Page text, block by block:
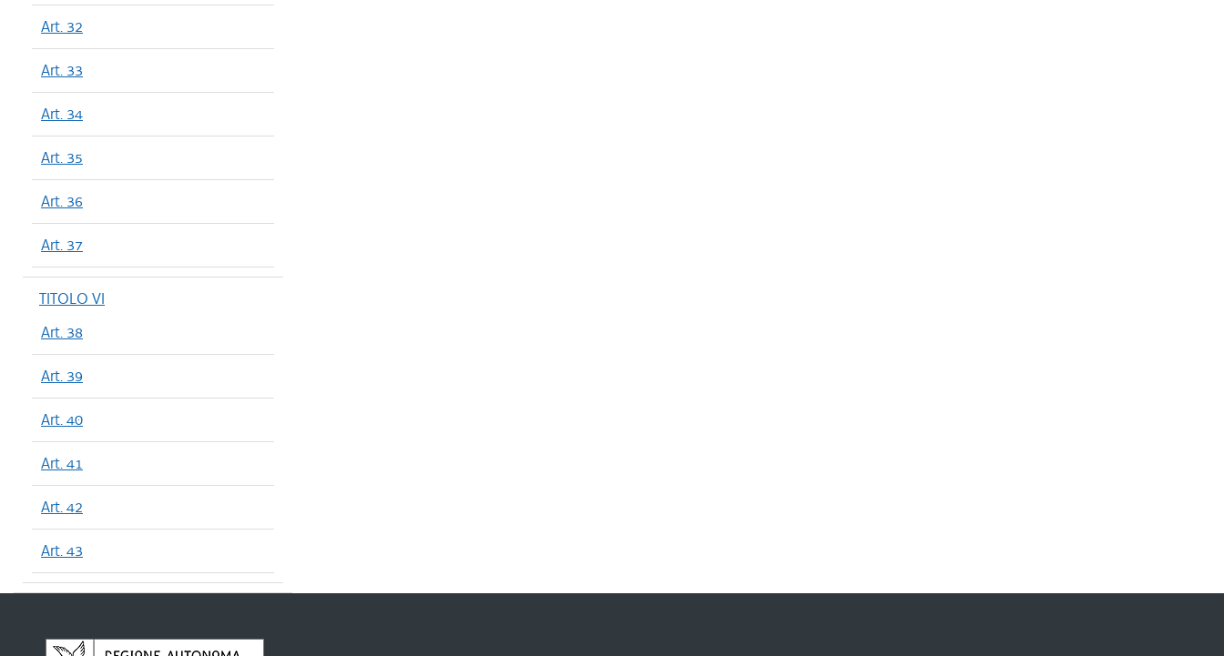
Art. 32
Art. 33
Art. 34
Art. 35
Art. 36
Art. 37
TITOLO VI
Art. 38
Art. 39
Art. 40
Art. 41
Art. 42
Art. 43